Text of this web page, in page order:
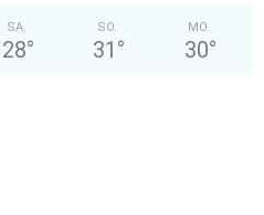
SA.
28°
SO.
31 °
MO.
30°